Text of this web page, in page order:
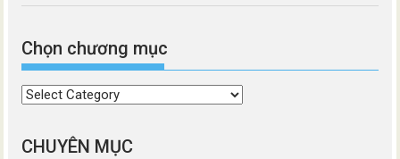
Chọn chương mục
Chọn
mục
CHUYÊN MỤC